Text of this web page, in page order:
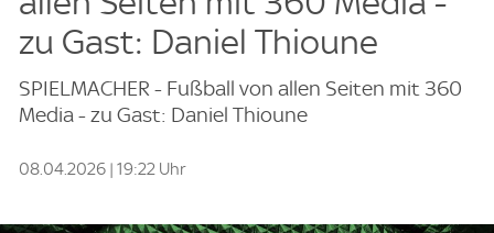
zu Gast: Daniel Thioune
SPIELMACHER - Fußball von allen Seiten mit 360
Media - zu Gast: Daniel Thioune
08.04.2026 | 19:22 Uhr